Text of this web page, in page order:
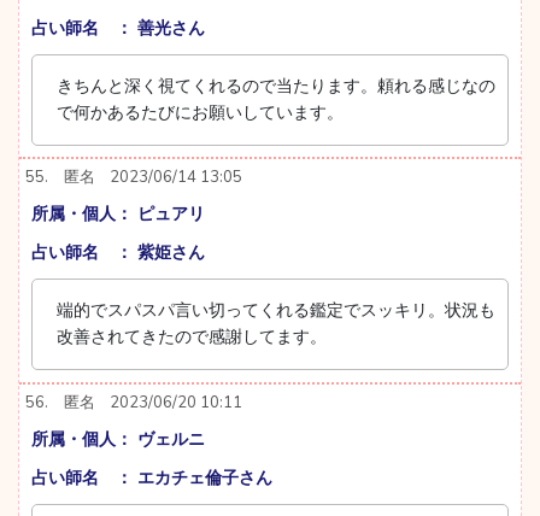
占い師名 ： 善光さん
きちんと深く視てくれるので当たります。頼れる感じなの
で何かあるたびにお願いしています。
55. 匿名 2023/06/14 13:05
所属・個人： ピュアリ
占い師名 ： 紫姫さん
端的でスパスパ言い切ってくれる鑑定でスッキリ。状況も
改善されてきたので感謝してます。
56. 匿名 2023/06/20 10:11
所属・個人： ヴェルニ
占い師名 ： エカチェ倫子さん